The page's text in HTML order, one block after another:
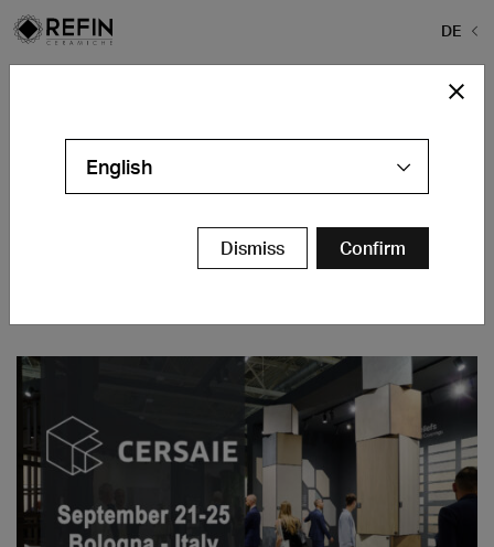
DE
English
Dismiss Confirm